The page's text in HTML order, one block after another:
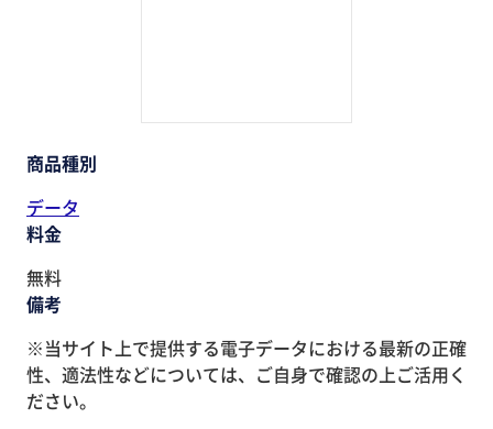
商品種別
データ
料金
無料
備考
※当サイト上で提供する電子データにおける最新の正確
性、適法性などについては、ご自身で確認の上ご活用く
ださい。